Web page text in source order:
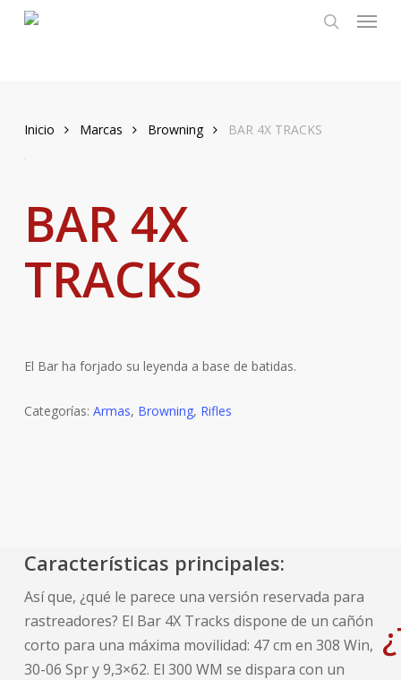
Menu
Inicio Marcas Browning BAR 4X TRACKS
BAR 4X
TRACKS
El Bar ha forjado su leyenda a base de batidas.
Categorías: Armas, Browning, Rifles
Características principales:
Así que, ¿qué le parece una versión reservada para
rastreadores? El Bar 4X Tracks dispone de un cañón
corto para una máxima movilidad: 47 cm en 308 Win,
30-06 Spr y 9,3×62. El 300 WM se dispara con un